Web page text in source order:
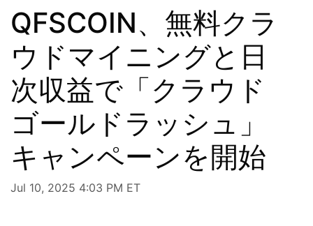
QFSCOIN、無料クラ
ウドマイニングと日
次収益で「クラウド
ゴールドラッシュ」
キャンペーンを開始
Jul 10, 2025 4:03 PM ET